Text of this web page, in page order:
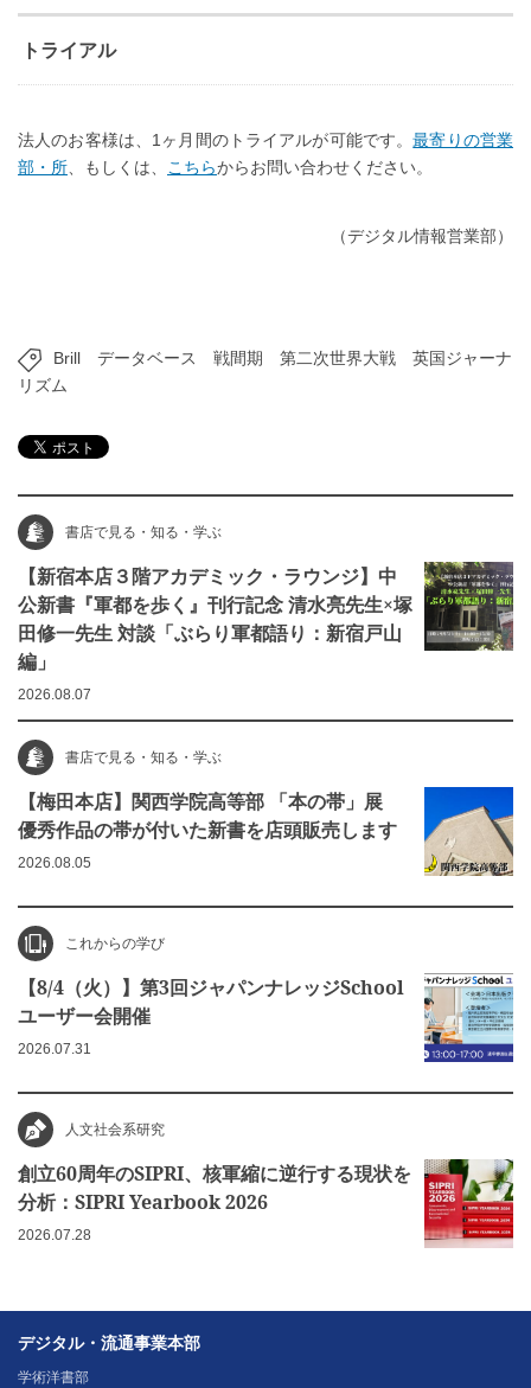
トライアル
法人のお客様は、1ヶ月間のトライアルが可能です。最寄りの営業
部・所、もしくは、 こちらからお問い合わせください。
（デジタル情報営業部）
Brill データベース 戦間期 第二次世界大戦
英国ジャーナ
リズム
書店で見る・知る・学ぶ
【新宿本店３階アカデミック・ラウンジ】中
公新書『軍都を歩く』刊行記念 清水亮先生×塚
田修一先生 対談「ぶらり軍都語り：新宿戸山
編」
2026.08.07
書店で見る・知る・学ぶ
【梅田本店】関西学院高等部 「本の帯」展
優秀作品の帯が付いた新書を店頭販売します
2026.08.05
これからの学び
【8/4（火）】第3回ジャパンナレッジSchool
ユーザー会開催
2026.07.31
人文社会系研究
創立60周年のSIPRI、核軍縮に逆行する現状を
分析：SIPRI Yearbook 2026
2026.07.28
デジタル・流通事業本部
学術洋書部